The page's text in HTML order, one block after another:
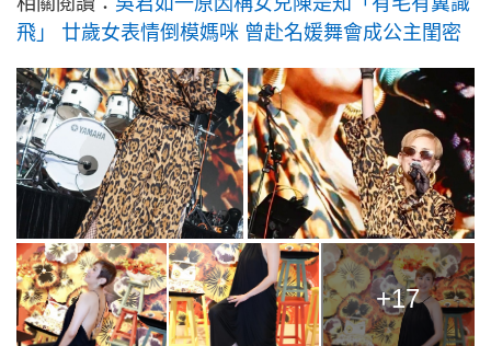
飛」 廿歲女表情倒模媽咪 曾赴名媛舞會成公主閨密
+17